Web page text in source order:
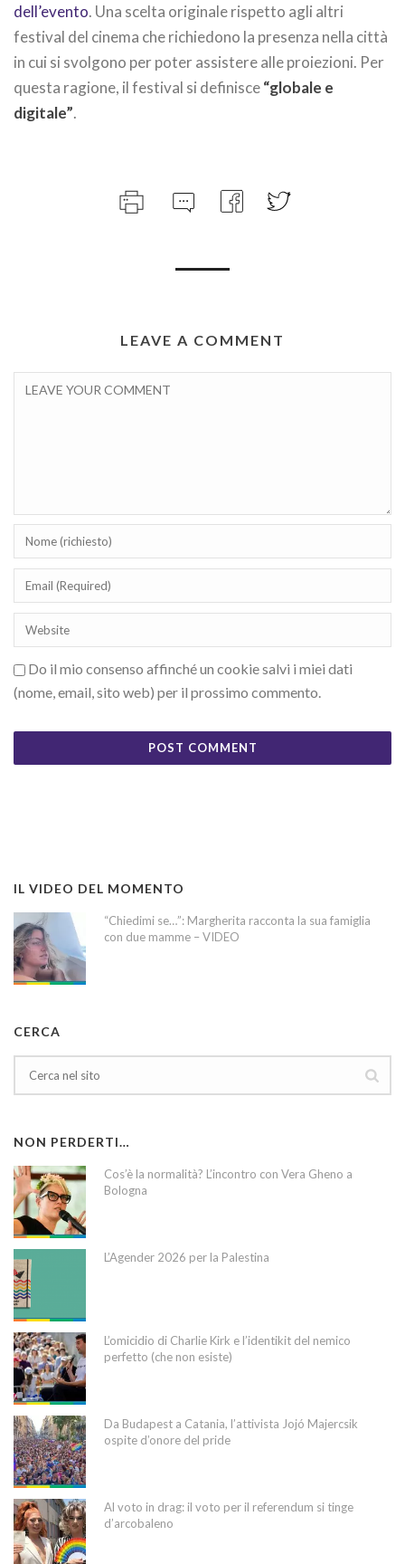
dell’evento. Una scelta originale rispetto agli altri
festival del cinema che richiedono la presenza nella città
in cui si svolgono per poter assistere alle proiezioni. Per
questa ragione, il festival si definisce“globale e
digitale”.
LEAVE A COMMENT
Do il mio consenso affinché un cookie salvi i miei dati
(nome, email, sito web) per il prossimo commento.
IL VIDEO DEL MOMENTO
“Chiedimi se…”: Margherita racconta la sua famiglia
con due mamme – VIDEO
CERCA
NON PERDERTI…
Cos’è la normalità? L’incontro con Vera Gheno a
Bologna
L’Agender 2026 per la Palestina
L’omicidio di Charlie Kirk e l’identikit del nemico
perfetto (che non esiste)
Da Budapest a Catania, l’attivista Jojó Majercsik
ospite d’onore del pride
Al voto in drag: il voto per il referendum si tinge
d’arcobaleno